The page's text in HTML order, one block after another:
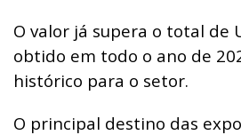
O valor já supera o total de
obtido em todo o ano de
histórico para o setor.
O principal destino das